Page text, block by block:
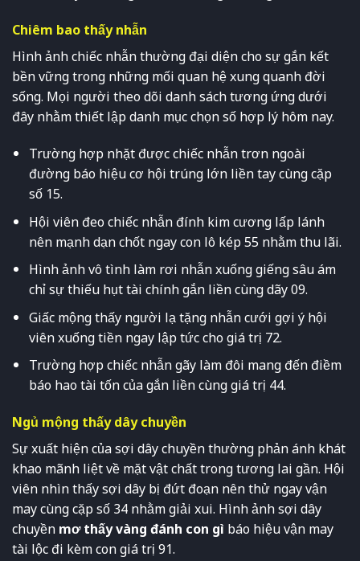
Chiêm bao thấy nhẫn
Hình ảnh chiếc nhẫn thường đại diện cho sự gắn kết
bền vững trong những mối quan hệ xung quanh đời
sống. Mọi người theo dõi danh sách tương ứng dưới
đây nhằm thiết lập danh mục chọn số hợp lý hôm nay.
Trường hợp nhặt được chiếc nhẫn trơn ngoài
đường báo hiệu cơ hội trúng lớn liền tay cùng cặp
số 15.
Hội viên đeo chiếc nhẫn đính kim cương lấp lánh
nên mạnh dạn chốt ngay con lô kép 55 nhằm thu lãi.
Hình ảnh vô tình làm rơi nhẫn xuống giếng sâu ám
chỉ sự thiếu hụt tài chính gắn liền cùng dãy 09.
Giấc mộng thấy người lạ tặng nhẫn cưới gợi ý hội
viên xuống tiền ngay lập tức cho giá trị 72.
Trường hợp chiếc nhẫn gãy làm đôi mang đến điềm
báo hao tài tốn của gắn liền cùng giá trị 44.
Ngủ mộng thấy dây chuyền
Sự xuất hiện của sợi dây chuyền thường phản ánh khát
khao mãnh liệt về mặt vật chất trong tương lai gần. Hội
viên nhìn thấy sợi dây bị đứt đoạn nên thử ngay vận
may cùng cặp số 34 nhằm giải xui. Hình ảnh sợi dây
chuyềnmơ thấy vàng đánh con gì báo hiệu vận may
tài lộc đi kèm con giá trị 91.